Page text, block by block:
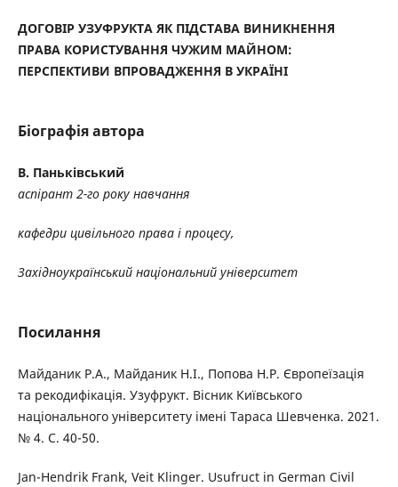
ДОГОВІР УЗУФРУКТА ЯК ПІДСТАВА ВИНИКНЕННЯ
ПРАВА КОРИСТУВАННЯ ЧУЖИМ МАЙНОМ:
ПЕРСПЕКТИВИ ВПРОВАДЖЕННЯ В УКРАЇНІ
Біографія автора
В. Паньківський
аспірант 2-го року навчання
кафедри цивільного права і процесу,
Західноукраїнськийнаціональний університет
Посилання
Майданик Р.А., Майданик Н.І., Попова Н.Р. Європеїзація
та рекодифікація. Узуфрукт. Вісник Київського
національного університету імені Тараса Шевченка. 2021.
№ 4. С. 40-50.
Jan-Hendrik Frank, Veit Klinger. Usufruct in German Civil